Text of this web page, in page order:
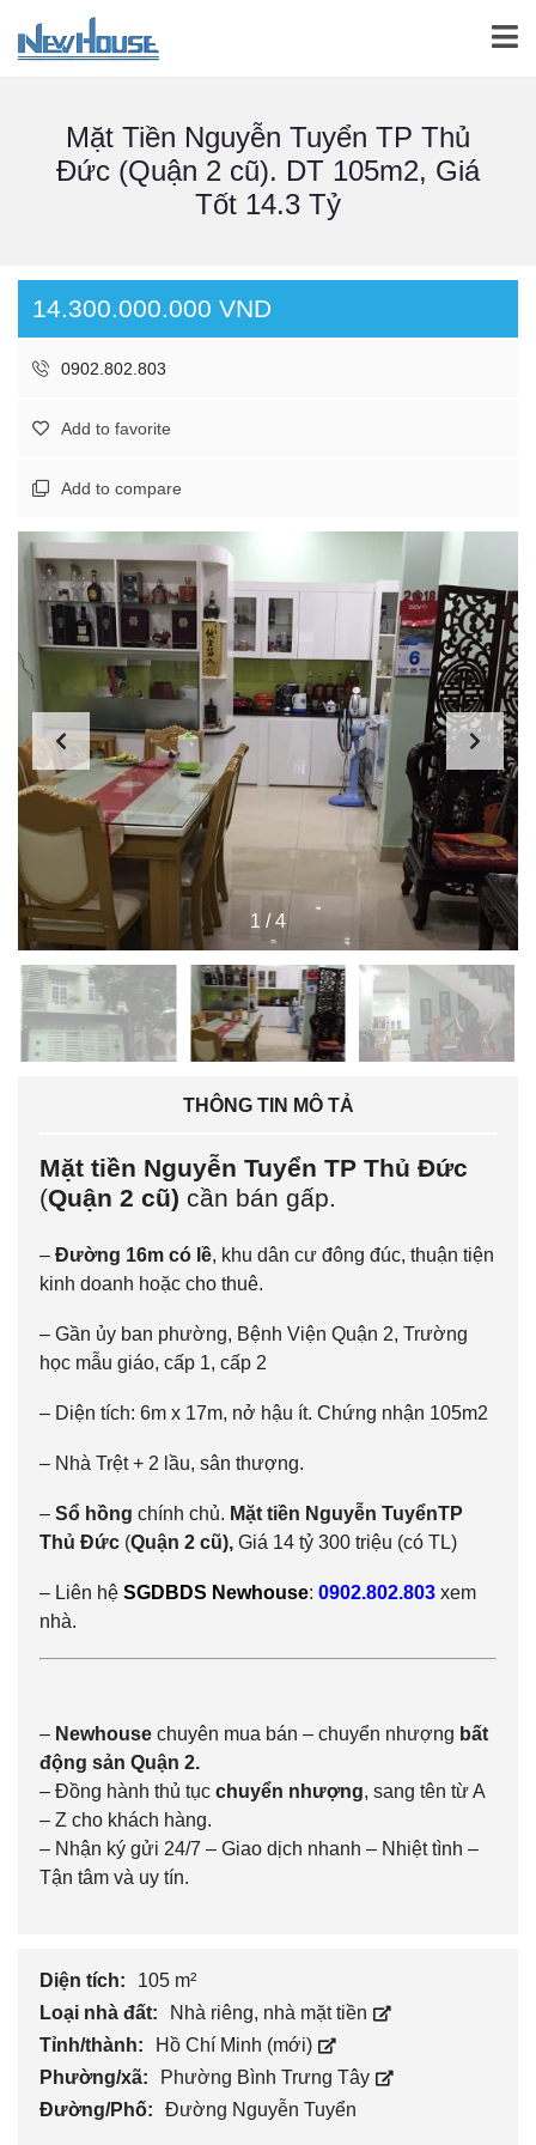
Mặt Tiền Nguyễn Tuyển TP Thủ
Đức (Quận 2 cũ). DT 105m2, Giá
Tốt 14.3 Tỷ
14.300.000.000 VND
0902.802.803
Add to favorite
Add to compare
1 /4
THÔNG TIN MÔ TẢ
Mặt tiền Nguyễn Tuyển TP Thủ Đức
(Quận 2 cũ) cần bán gấp.
– Đường 16m có lề, khu dân cư đông đúc, thuận tiện
kinh doanh hoặc cho thuê.
– Gần ủy ban phường, Bệnh Viện Quận 2, Trường
học mẫu giáo, cấp 1, cấp 2
– Diện tích: 6m x 17m, nở hậu ít. Chứng nhận 105m2
– Nhà Trệt + 2 lầu, sân thượng.
– Sổ hồng chính chủ. Mặt tiền Nguyễn TuyểnTP
Thủ Đức (Quận 2 cũ), Giá 14 tỷ 300 triệu (có TL)
– Liên hệ SGDBDS Newhouse: 0902.802.803 xem
nhà.
– Newhouse chuyên mua bán – chuyển nhượng bất
động sản Quận 2.
– Đồng hành thủ tục chuyển nhượng, sang tên từ A
– Z cho khách hàng.
– Nhận ký gửi 24/7 – Giao dịch nhanh – Nhiệt tình –
Tận tâm và uy tín.
Diện tích:
105 m²
Loại nhà đất:
Nhà riêng, nhà mặt tiền
Tỉnh/thành:
Hồ Chí Minh (mới)
Phường/xã:
Phường Bình Trưng Tây
Đường/Phố:
Đường Nguyễn Tuyển